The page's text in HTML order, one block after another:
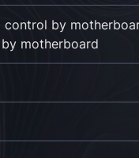
control by
by motherboard